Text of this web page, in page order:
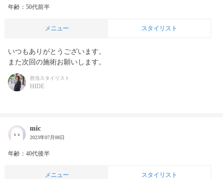
年齢：50代前半
メニュー スタイリスト
いつもありがとうございます。
また次回の施術お願いします。
担当スタイリスト
HIDE
mic
2023年07月08日
年齢：40代後半
メニュー スタイリスト